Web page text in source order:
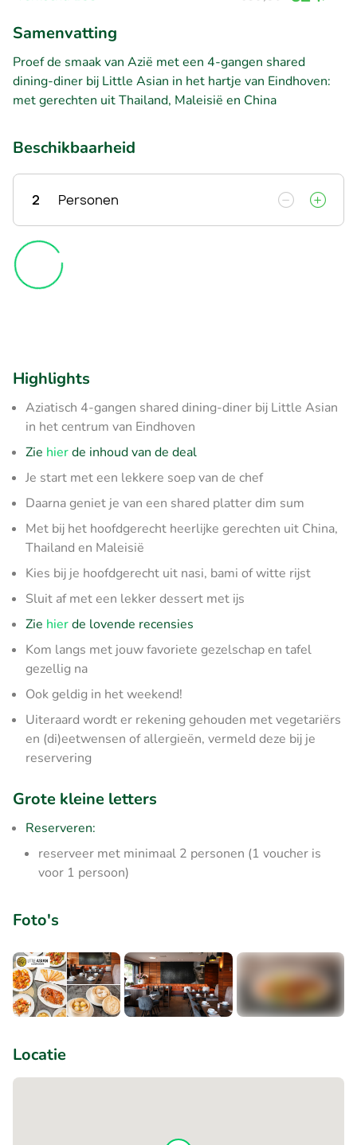
Samenvatting
Proef de smaak van Azië met een 4-gangen shared
dining-diner bij Little Asian in het hartje van Eindhoven:
met gerechten uit Thailand, Maleisië en China
Beschikbaarheid
2 Personen
Highlights
Aziatisch 4-gangen shared dining-diner bij Little Asian
in het centrum van Eindhoven
Zie hierde inhoud van de deal
Je start met een lekkere soep van de chef
Daarna geniet je van een shared platter dim sum
Met bij het hoofdgerecht heerlijke gerechten uit China,
Thailand en Maleisië
Kies bij je hoofdgerecht uit nasi, bami of witte rijst
Sluit af met een lekker dessert met ijs
Zie hierde lovende recensies
Kom langs met jouw favoriete gezelschap en tafel
gezellig na
Ook geldig in het weekend!
Uiteraard wordt er rekening gehouden met vegetariërs
en (di)eetwensen of allergieën, vermeld deze bij je
reservering
Grote kleine letters
Reserveren:
reserveer met minimaal 2 personen (1 voucher is
voor 1 persoon)
Foto's
Locatie